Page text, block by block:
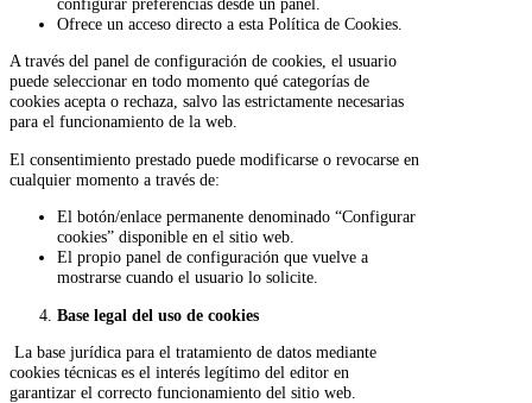
Ofrece un acceso directo a esta Política de Cookies.
A través del panel de configuración de cookies, el usuario
puede seleccionar en todo momento qué categorías de
cookies acepta o rechaza, salvo las estrictamente necesarias
para el funcionamiento de la web.
El consentimiento prestado puede modificarse o revocarse en
cualquier momento a través de:
El botón/enlace permanente denominado “Configurar
cookies” disponible en el sitio web.
El propio panel de configuración que vuelve a
mostrarse cuando el usuario lo solicite.
Base legal del uso de cookies
La base jurídica para el tratamiento de datos mediante
cookies técnicas es el interés legítimo del editor en
garantizar el correcto funcionamiento del sitio web.